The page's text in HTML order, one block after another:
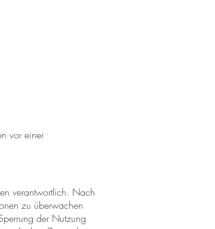
vor einer
verantwortlich. Nach
zu überwachen
der Nutzung